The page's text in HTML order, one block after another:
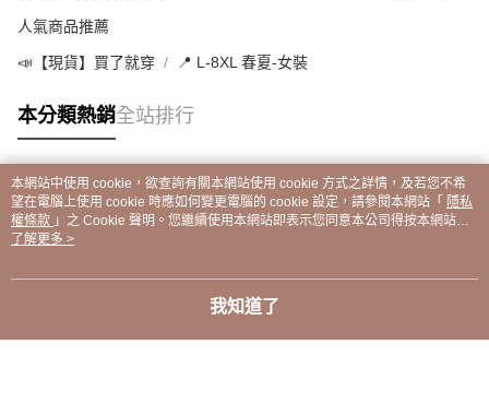
人氣商品推薦
📣【現貨】買了就穿 📍 L-8XL 春夏-女裝
本分類熱銷全站排行
熱門標籤
本網站中使用 cookie，欲查詢有關本網站使用 cookie 方式之詳情，及若您不希
望在電腦上使用 cookie 時應如何變更電腦的 cookie 設定，請參閱本網站「 隱私
權條款 」之 Cookie 聲明。您繼續使用本網站即表示您同意本公司得按本網站使
用條款之 Cookie 聲明使用 cookie。
了解更多 >
我知道了